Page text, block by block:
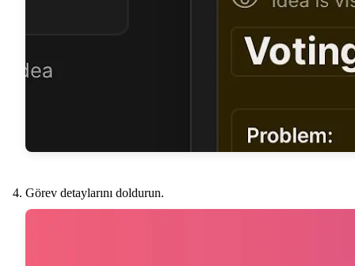
Görev detaylarını doldurun.